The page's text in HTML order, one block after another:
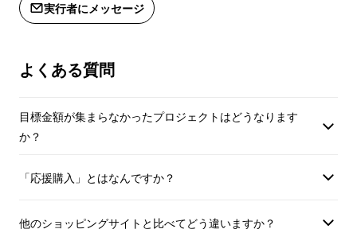
（ビデオ通話）時に、手がふさがる
などなど… 「置くだけ充電」だけでなく、ス
これらをすべて解決出来るのが 「XVIDAワイ
ヤレス充電システム」
実行者にメッセージ
よくある質問
目標金額が集まらなかったプロジェクトはどうなります
か？
「応援購入」とはなんですか？
他のショッピングサイトと比べてどう違いますか？